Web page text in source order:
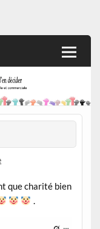
que charité bien
.